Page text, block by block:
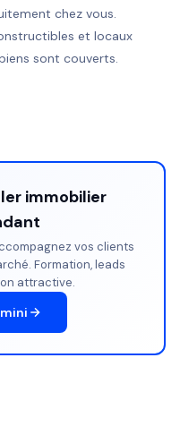
chez vous.
et locaux
sont couverts.
immobilier
vos clients
Formation, leads
attractive.